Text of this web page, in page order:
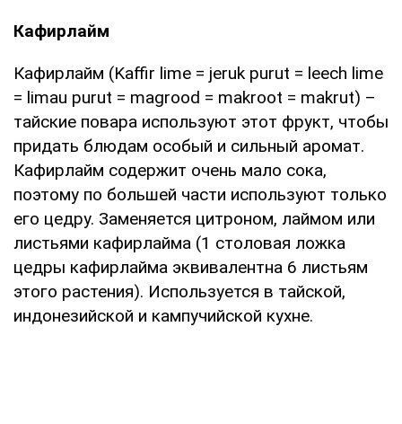
Кафирлайм
Кафирлайм (Kaffir lime = jeruk purut = leech lime
= limau purut = magrood = makroot = makrut) –
тайские повара используют этот фрукт, чтобы
придать блюдам особый и сильный аромат.
Кафирлайм содержит очень мало сока,
поэтому по большей части используют только
его цедру. Заменяется цитроном, лаймом или
листьями кафирлайма (1 столовая ложка
цедры кафирлайма эквивалентна 6 листьям
этого растения). Используется в тайской,
индонезийской и кампучийской кухне.